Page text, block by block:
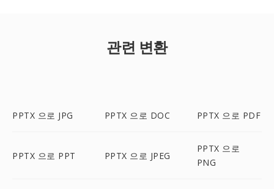
관련 변환
PPTX 으로 JPG PPTX 으로 DOC PPTX 으로 PDF
PPTX 으로 PPT PPTX 으로 JPEG
PPTX 으로
PNG